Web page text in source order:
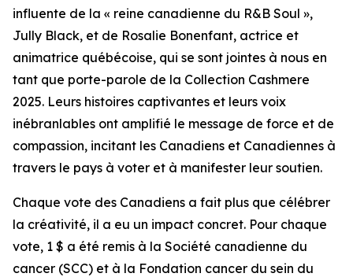
influente de la « reine canadienne du R&B Soul »,
Jully Black, et de Rosalie Bonenfant, actrice et
animatrice québécoise, qui se sont jointes à nous en
tant que porte-parole de la Collection Cashmere
2025. Leurs histoires captivantes et leurs voix
inébranlables ont amplifié le message de force et de
compassion, incitant les Canadiens et Canadiennes à
travers le pays à voter et à manifester leur soutien.
Chaque vote des Canadiens a fait plus que célébrer
la créativité, il a eu un impact concret. Pour chaque
vote, 1 $ a été remis à la Société canadienne du
cancer (SCC) et à la Fondation cancer du sein du